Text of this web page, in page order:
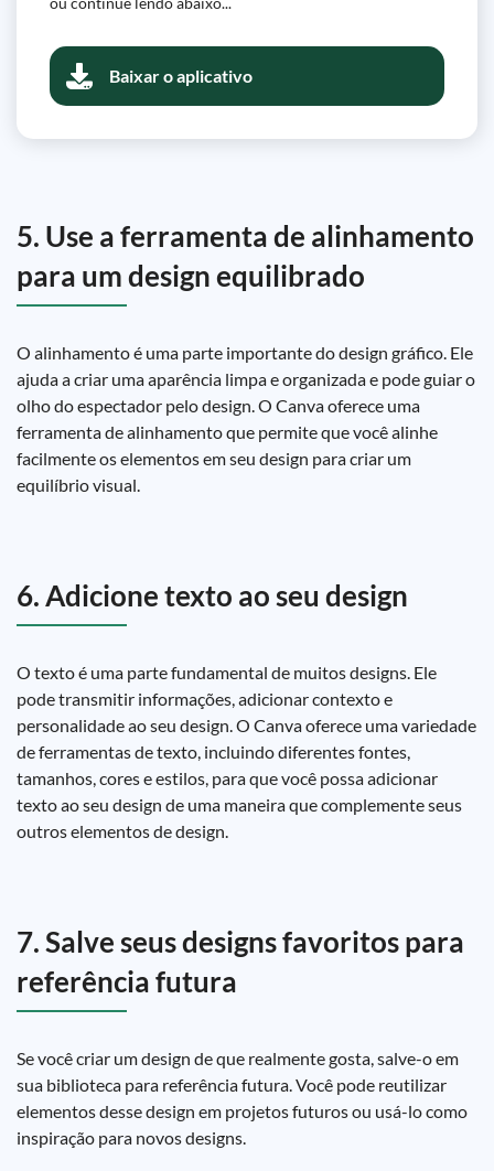
Baixar o aplicativo
5. Use a ferramenta de alinhamento
para um design equilibrado
O alinhamento é uma parte importante do design gráfico. Ele
ajuda a criar uma aparência limpa e organizada e pode guiar o
olho do espectador pelo design. O Canva oferece uma
ferramenta de alinhamento que permite que você alinhe
facilmente os elementos em seu design para criar um
equilíbrio visual.
6. Adicione texto ao seu design
O texto é uma parte fundamental de muitos designs. Ele
pode transmitir informações, adicionar contexto e
personalidade ao seu design. O Canva oferece uma variedade
de ferramentas de texto, incluindo diferentes fontes,
tamanhos, cores e estilos, para que você possa adicionar
texto ao seu design de uma maneira que complemente seus
outros elementos de design.
7. Salve seus designs favoritos para
referência futura
Se você criar um design de que realmente gosta, salve-o em
sua biblioteca para referência futura. Você pode reutilizar
elementos desse design em projetos futuros ou usá-lo como
inspiração para novos designs.